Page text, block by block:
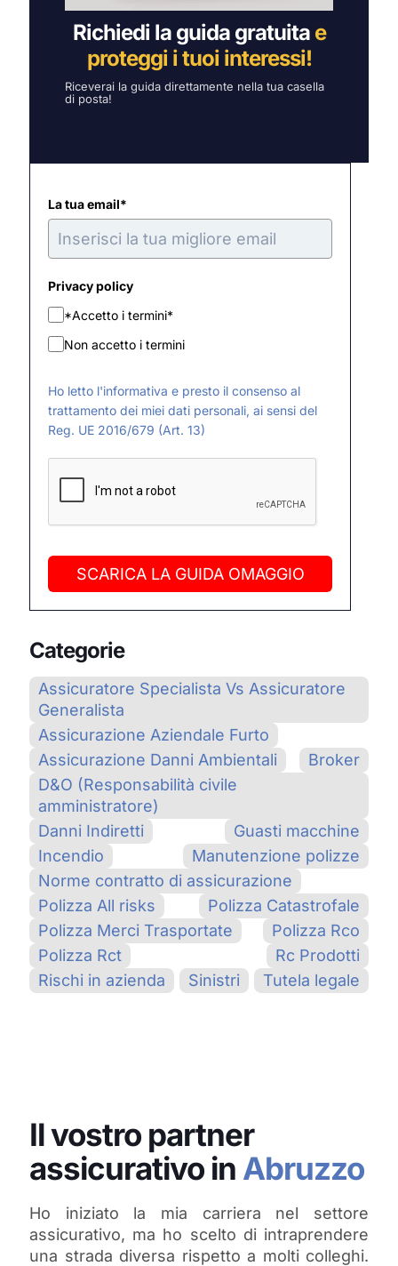
Richiedi la guida gratuita e
proteggi i tuoi interessi!
Riceverai la guida direttamente nella tua casella
di posta!
La tua email*
Privacy policy
*Accetto i termini*
Non accetto i termini
Ho letto l'informativa e presto il consenso al
trattamento dei miei dati personali, ai sensi del
Reg. UE 2016/679 (Art. 13)
SCARICA LA GUIDA OMAGGIO
Categorie
Assicuratore Specialista Vs Assicuratore
Generalista
Assicurazione Aziendale Furto
Assicurazione Danni Ambientali
Broker
D&O (Responsabilità civile
amministratore)
Danni Indiretti
Guasti macchine
Incendio
Manutenzione polizze
Norme contratto di assicurazione
Polizza All risks
Polizza Catastrofale
Polizza Merci Trasportate
Polizza Rco
Polizza Rct
Rc Prodotti
Rischi in azienda
Sinistri Tutela legale
Il vostro partner
assicurativo in Abruzzo
Ho iniziato la mia carriera nel settore
assicurativo, ma ho scelto di intraprendere
una strada diversa rispetto a molti colleghi.